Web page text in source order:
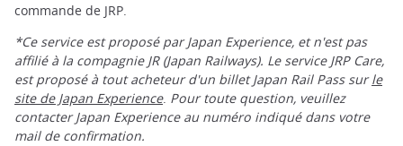
commande de JRP.
*Ce service est proposé par Japan Experience, et n'est pas
affilié à la compagnie JR (Japan Railways). Le service JRP Care,
est proposé à tout acheteur d'un billet Japan Rail Pass surle
site de Japan Experience. Pour toute question, veuillez
contacter Japan Experience au numéro indiqué dans votre
mail de confirmation.